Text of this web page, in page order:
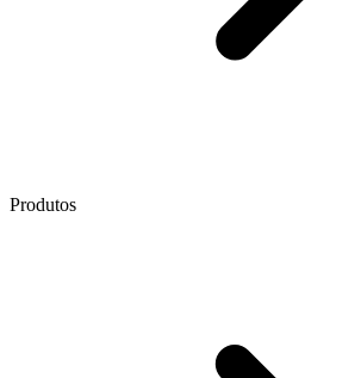
Produtos